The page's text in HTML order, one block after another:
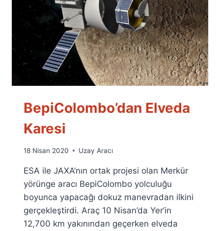
BepiColombo’dan Elveda
Karesi
By
Fuat
Özyar
18 Nisan 2020 Uzay Aracı
ESA ile JAXA’nın ortak projesi olan Merkür
yörünge aracı BepiColombo yolculuğu
boyunca yapacağı dokuz manevradan ilkini
gerçekleştirdi. Araç 10 Nisan’da Yer’in
12,700 km yakınından geçerken elveda